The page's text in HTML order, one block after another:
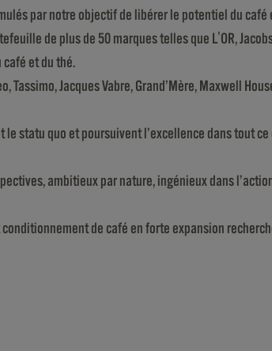
par notre objectif de libérer le potentiel du
de plus de 50 marques telles que L'OR,
café et du thé.
Tassimo, Jacques Vabre, Grand’Mère, Maxwell
statu quo et poursuivent l’excellence dans tout
ambitieux par nature, ingénieux dans
de café en forte expansion